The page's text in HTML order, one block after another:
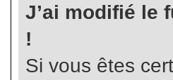
J’ai modifié le
!
Si vous êtes